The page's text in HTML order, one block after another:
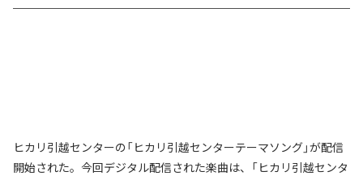
ヒカリ引越センターの「ヒカリ引越センターテーマソング」が配信
開始された。今回デジタル配信された楽曲は、「ヒカリ引越センタ